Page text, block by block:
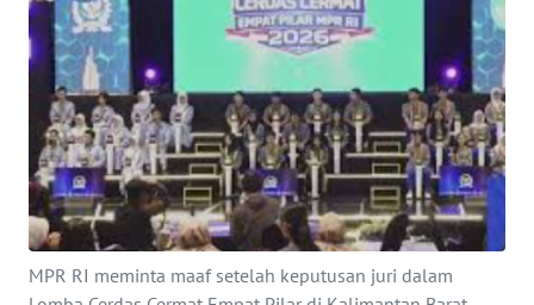
MPR RI meminta maaf setelah keputusan juri dalam
SAINS-TEKNO
KESEHATAN
INTERNASIONAL
SERBA-SERBI
PENDIDIKAN